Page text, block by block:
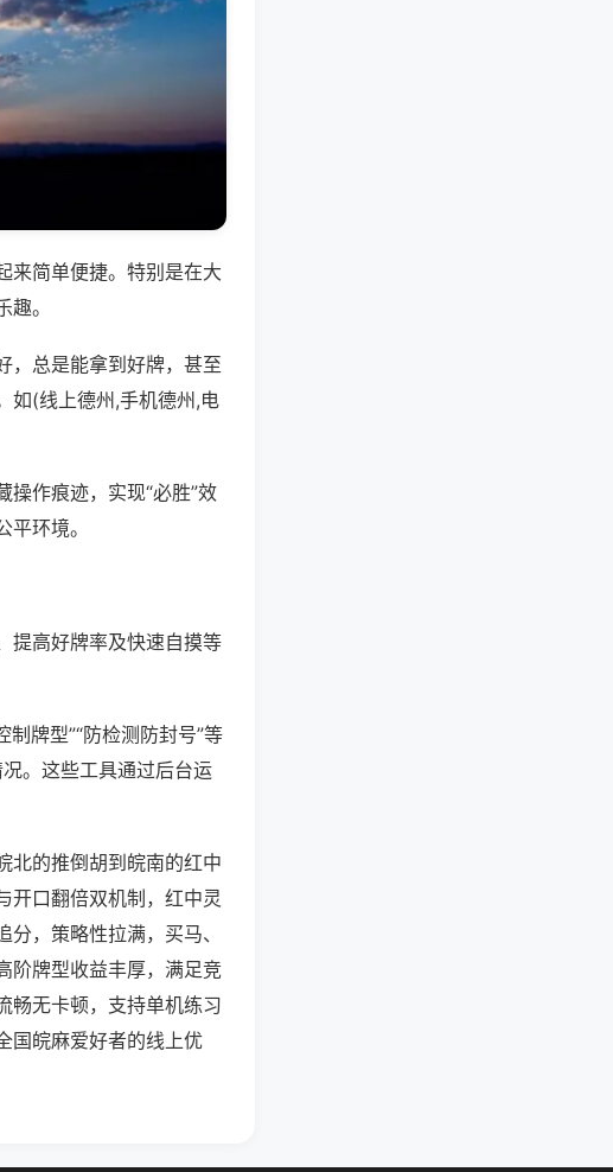
来简单便捷。特别是在大
。
，总是能拿到好牌，甚至
如(线上德州,手机德州,电
作痕迹，实现“必胜”效
环境。
提高好牌率及快速自摸等
牌型”“防检测防封号”等
。这些工具通过后台运
北的推倒胡到皖南的红中
开口翻倍双机制，红中灵
，策略性拉满，买马、
阶牌型收益丰厚，满足竞
畅无卡顿，支持单机练习
国皖麻爱好者的线上优